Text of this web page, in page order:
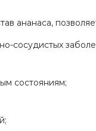
ананаса,
сосудистых
состояниям;